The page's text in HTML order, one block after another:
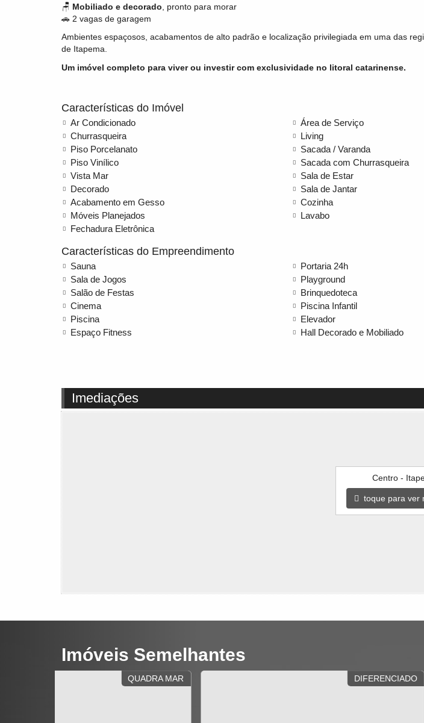
🪑 Mobiliado e decorado , pronto para morar
🚗 2 vagas de garagem
Ambientes espaçosos, acabamentos de alto padrão e localização privilegiada em uma das
de Itapema.
Um imóvel completo para viver ou investir com exclusividade no litoral catarinense.
Características do Imóvel
Ar Condicionado
Churrasqueira
Piso Porcelanato
Piso Vinílico
Vista Mar
Decorado
Acabamento em Gesso
Móveis Planejados
Fechadura Eletrônica
Área de Serviço
Living
Sacada / Varanda
Sacada com Churrasqueira
Sala de Estar
Sala de Jantar
Cozinha
Lavabo
Características do Empreendimento
Sauna
Sala de Jogos
Salão de Festas
Cinema
Piscina
Espaço Fitness
Portaria 24h
Playground
Brinquedoteca
Piscina Infantil
Elevador
Hall Decorado e Mobiliado
Imediações
Centro -
toque para ver
Imóveis Semelhantes